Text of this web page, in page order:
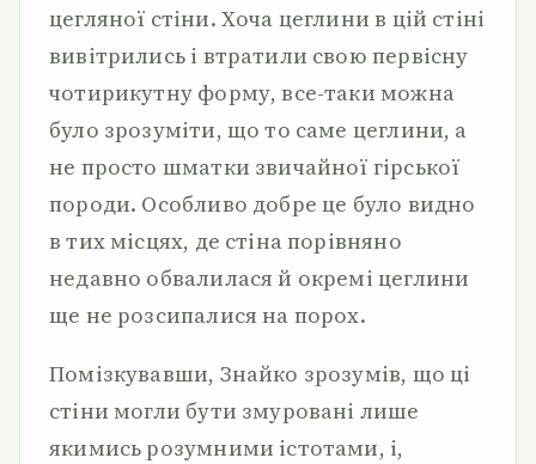
цегляної стіни. Хоча цеглини в цій стіні
вивітрились і втратили свою первісну
чотирикутну форму, все-таки можна
було зрозуміти, що то саме цеглини, а
не просто шматки звичайної гірської
породи. Особливо добре це було видно
в тих місцях, де стіна порівняно
недавно обвалилася й окремі цеглини
ще не розсипалися на порох.
Помізкувавши, Знайко зрозумів, що ці
стіни могли бути змуровані лише
якимись розумними істотами, і,